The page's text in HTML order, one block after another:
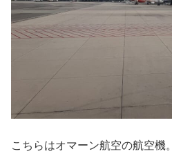
こちらはオマーン航空の航空機。